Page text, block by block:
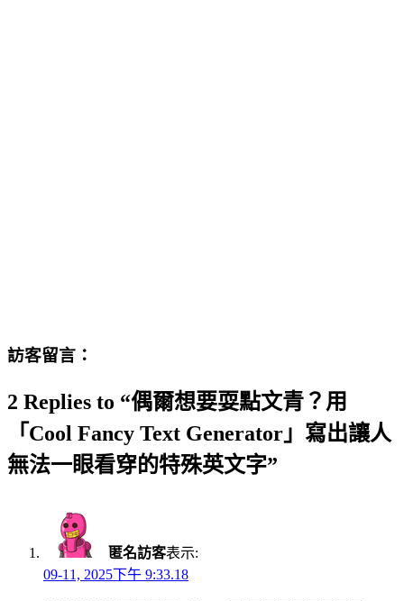
訪客留言：
2 Replies to “偶爾想要耍點文青？用
「Cool Fancy Text Generator」寫出讓人
無法一眼看穿的特殊英文字”
匿名訪客表示:
09-11, 2025下午 9:33.18